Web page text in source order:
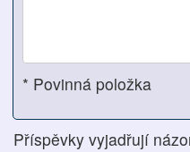
* Povinná položka
Příspěvky vyjadřují